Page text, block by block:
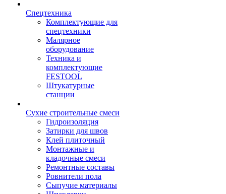
Спецтехника
Комплектующие для
спецтехники
Малярное
оборудование
Техника и
комплектующие
FESTOOL
Штукатурные
станции
Сухие строительные смеси
Гидроизоляция
Затирки для швов
Клей плиточный
Монтажные и
кладочные смеси
Ремонтные составы
Ровнители пола
Сыпучие материалы